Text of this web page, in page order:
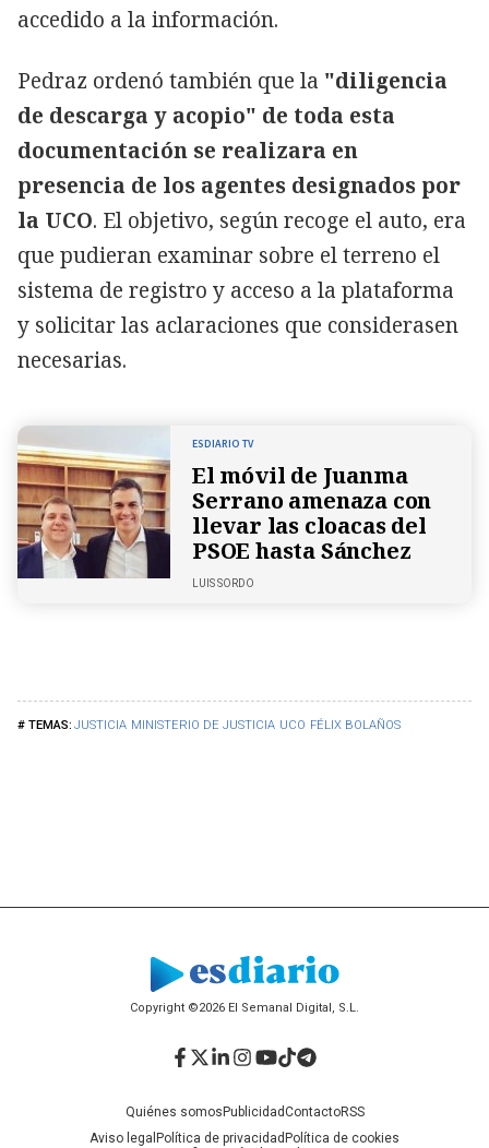
JUSTICIA MINISTERIO DE JUSTICIA UCO FÉLIX BOLAÑOS
accedido a la información.
Pedraz ordenó también que la "diligencia
de descarga y acopio" de toda esta
documentación se realizara en
presencia de los agentes designados por
la UCO. El objetivo, según recoge el auto, era
que pudieran examinar sobre el terreno el
sistema de registro y acceso a la plataforma
y solicitar las aclaraciones que considerasen
necesarias.
ESDIARIO TV
El móvil de Juanma
Serrano amenaza con
llevar las cloacas del
PSOE hasta Sánchez
LUIS SORDO
Copyright ©2026 El Semanal Digital, S.L.
Quiénes somos PublicidadContactoRSS
Aviso legal Política de privacidad Política de cookies
Facebook
Twitter
LinkedIn
Instagram
YouTube
TikTok
Telegram